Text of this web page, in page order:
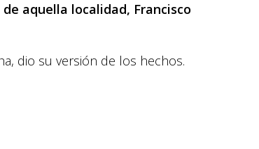
aquella localidad, Francisco
dio su versión de los hechos.